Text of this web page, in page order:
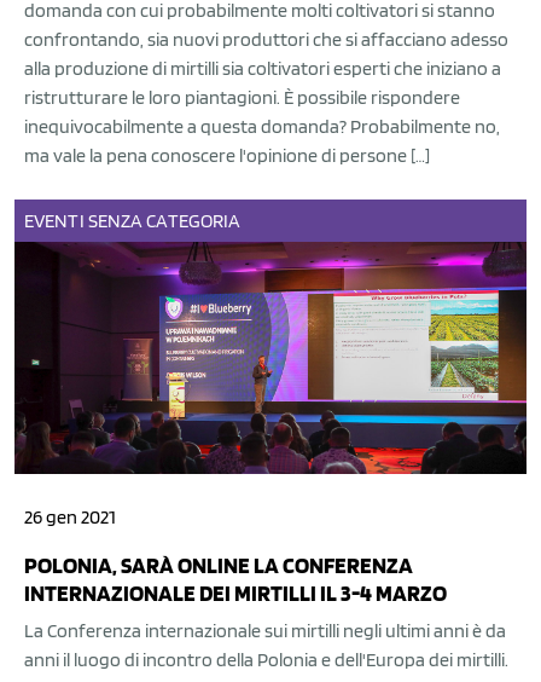
domanda con cui probabilmente molti coltivatori si stanno
confrontando, sia nuovi produttori che si affacciano adesso
alla produzione di mirtilli sia coltivatori esperti che iniziano a
ristrutturare le loro piantagioni. È possibile rispondere
inequivocabilmente a questa domanda? Probabilmente no,
ma vale la pena conoscere l'opinione di persone […]
EVENTI SENZA CATEGORIA
26 gen 2021
POLONIA, SARÀ ONLINE LA CONFERENZA
INTERNAZIONALE DEI MIRTILLI IL 3-4 MARZO
La Conferenza internazionale sui mirtilli negli ultimi anni è da
anni il luogo di incontro della Polonia e dell'Europa dei mirtilli.